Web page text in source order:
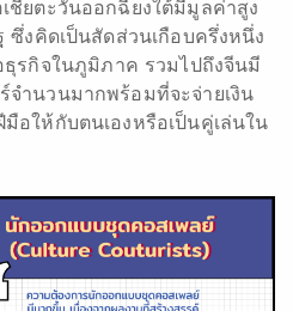
ชียตะวันออกฉียงใต้มีมูลค่าสูง
งคิดเป็นสัดส่วนเกือบครึ่งหนึ่ง
ธุรกิจในภูมิภาค รวมไปถึงจีนมี
จำนวนมากพร้อมที่จะจ่ายเงิน
อให้กับตนเองหรือเป็นคู่เล่นใน